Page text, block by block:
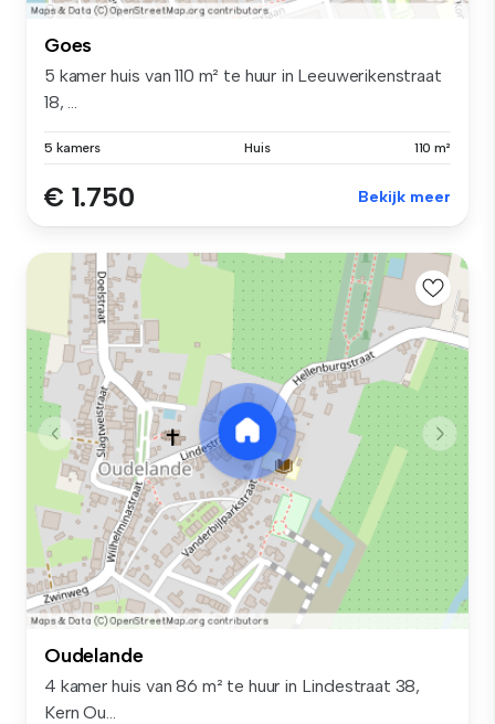
Goes
5 kamer huis van 110 m² te huur in Leeuwerikenstraat
18, ...
5 kamers Huis 110 m²
€ 1.750 Bekijk meer
Oudelande
4 kamer huis van 86 m² te huur in Lindestraat 38,
Kern Ou...